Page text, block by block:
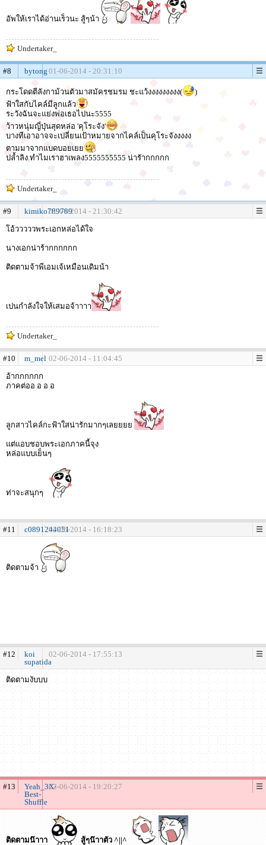
อัพให้เราได้อ่านเร็วนะ สู้ๆน้า
Undertaker_
#8 bytong 01-06-2014 - 20:31:10
กระโดดตีลังกาม้วนตัวมาสมัครชมรม ชะแว้งงงงงงงงง(
)
ฟ้าใสกับไคล์มีลูกแล้ว
ระวังฉันจะแย่งพ่อเธอไปนะ5555
ว้าวหนุ่มญี่ปุ่นสุดหล่อ 'คุโระจัง'
บางทีเอาอาจจะเปลี่ยนเป้าหมายจากไคล์เป็นคุโระจังงงงง
ตามมาจากแบดบอยเยย
ปล้ำลิง.ทำไมเราฮาเพลง5555555555 น่ารัากกกกก
Undertaker_
#9 kimiko78978901-06-2014 - 21:30:42
โอ้วววววพระเอกหล่อได้ใจ
นางเอกน่าร้ากกกกกก
ติดตามจ้าพีเอมเจ้เหมือนเดิมน้า
เปนกำลังใจให้เสมอจ้าาาา
Undertaker_
#10 m_mel 02-06-2014 - 11:04:45
อ้ากกกกกก
ภาคต่ออ อ อ อ
ลูกสาวไคล์กะฟ้าใสน่ารักมากๆเลยยยย
แต่แอบชอบพระเอกภาคนี้จุง
หล่อแบบเย็นๆ
ท่าจะสนุกๆ
#11 c089124405102-06-2014 - 16:18:23
ติดตามจ้า
#12
koi
supatida
02-06-2014 - 17:55:13
ติดตามงับบบ
#13
Yeah_3X-
Best-
Shuffle
02-06-2014 - 19:20:27
ติดตามน๊าาา สู้ๆน๊าาตัว ^||^